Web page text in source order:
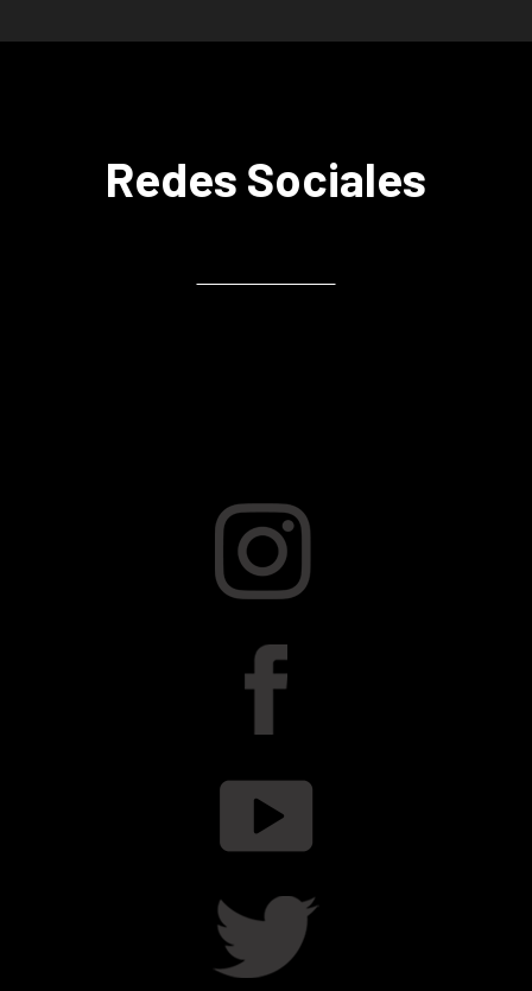
Redes Sociales